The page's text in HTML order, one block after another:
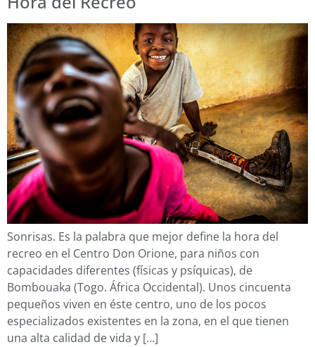
Sonrisas. Es la palabra que mejor define la hora del
recreo en el Centro Don Orione, para niños con
capacidades diferentes (físicas y psíquicas), de
Bombouaka (Togo. África Occidental). Unos cincuenta
pequeños viven en éste centro, uno de los pocos
especializados existentes en la zona, en el que tienen
una alta calidad de vida y […]